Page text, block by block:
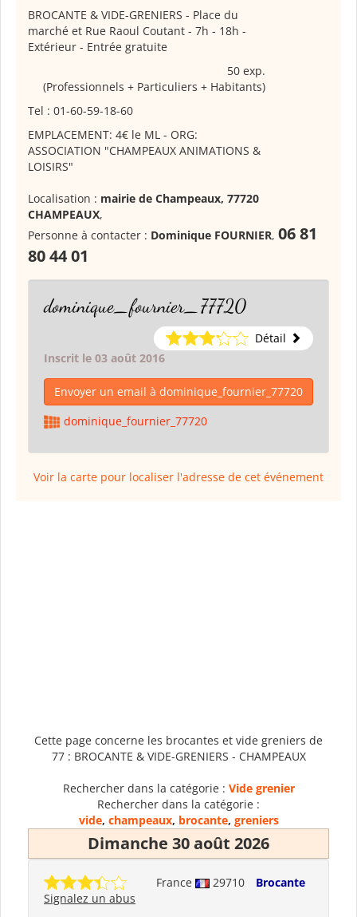
BROCANTE & VIDE-GRENIERS - Place du
marché et Rue Raoul Coutant - 7h - 18h -
Extérieur - Entrée gratuite
50 exp.
(Professionnels + Particuliers + Habitants)
Tel : 01-60-59-18-60
EMPLACEMENT: 4€ le ML - ORG:
ASSOCIATION "CHAMPEAUX ANIMATIONS &
LOISIRS"
Localisation : mairie de Champeaux, 77720
CHAMPEAUX,
Personne à contacter : Dominique FOURNIER, 06 81
80 44 01
dominique_fournier_77720
Détail
Inscrit le 03 août 2016
Envoyer un email à dominique_fournier_77720
dominique_fournier_77720
Voir la carte pour localiser l'adresse de cet événement
Cette page concerne les brocantes et vide greniers de
77 : BROCANTE & VIDE-GRENIERS - CHAMPEAUX
Rechercher dans la catégorie : Vide grenier
Rechercher dans la catégorie :
vide, champeaux, brocante, greniers
Dimanche 30 août 2026
France 29710
Brocante
Signalez un abus